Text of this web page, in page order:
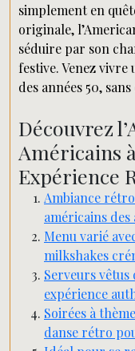
simplement en
originale,
séduire par son
festive. Venez
des années 50,
Découvrez
Américains
Expérience
Ambiance
américains des
Menu varié
milkshakes
Serveurs
expérience
Soirées à
danse rétro